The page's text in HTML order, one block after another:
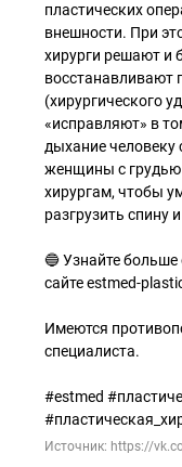
пластических
внешности. При
хирурги решают и
восстанавливают
(хирургического
«исправляют» в
дыхание человеку
женщины с
хирургам, чтобы
разгрузить спину
🔵 Узнайте больше
сайте estmed-
Имеются
специалиста.
#estmed
Источник: https://